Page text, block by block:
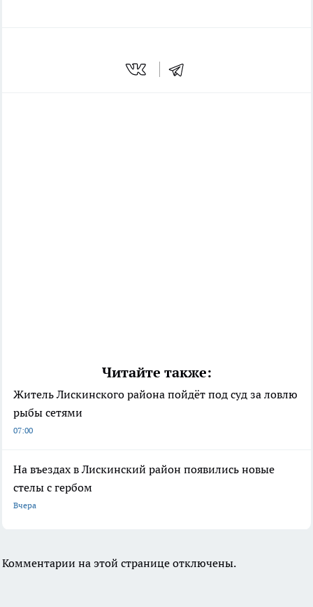
Читайте также:
Житель Лискинского района пойдёт под суд за ловлю
рыбы сетями
07:00
На въездах в Лискинский район появились новые
стелы с гербом
Вчера
Комментарии на этой странице отключены.